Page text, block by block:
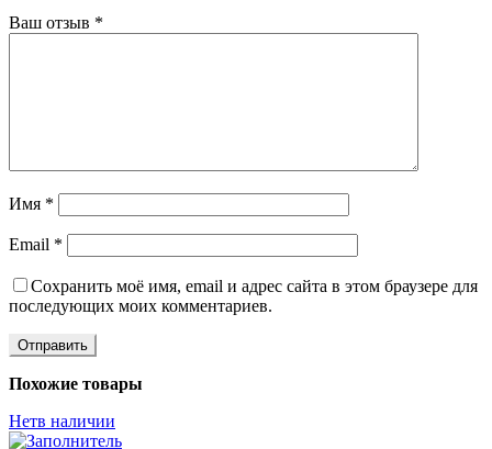
Ваш отзыв *
Имя *
Email *
Сохранить моё имя, email и адрес сайта в этом браузере для
последующих моих комментариев.
Похожие товары
Нетв наличии